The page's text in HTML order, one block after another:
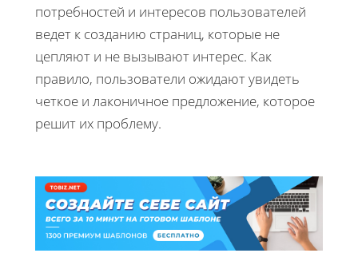
потребностей и интересов пользователей
ведет к созданию страниц, которые не
цепляют и не вызывают интерес. Как
правило, пользователи ожидают увидеть
четкое и лаконичное предложение, которое
решит их проблему.